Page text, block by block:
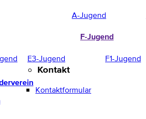
A-Jugend
E3-Jugend
F-Jugend
F1-Jugend
Kontakt
Kontaktformular